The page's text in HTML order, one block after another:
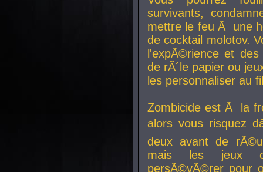
survivants,
mettre le feu Ã une
de cocktail molotov.
l'expÃ©rience et
de rÃ´le papier ou
les personnaliser au
Zombicide est Ã la
alors vous risquez
deux avant de
mais les jeux
persÃ©vÃ©rer pour